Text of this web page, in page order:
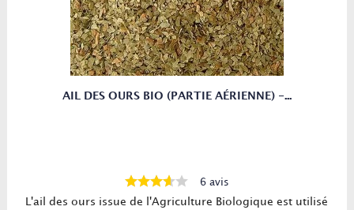
AIL DES OURS BIO (PARTIE AÉRIENNE) -...
6 avis
L'ail des ours issue de l'Agriculture Biologique est utilisé